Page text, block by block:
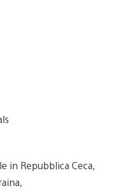
in Repubblica Ceca,